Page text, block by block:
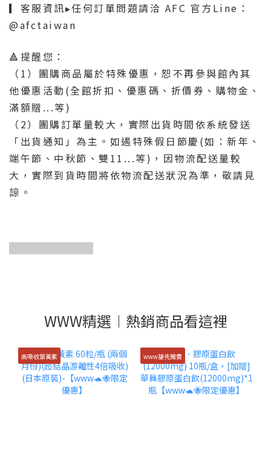
▎客服資訊▸任何訂單問題請洽 AFC 官方Line：
@afctaiwan
🔺提醒您：
（1）團購商品屬於特殊優惠，恕不再參與館內其
他優惠活動(全館折扣、優惠碼、折價券、購物金、
滿額贈...等)
（2）團購訂單量較大，實際出貨時間依系統發送
「出貨通知」為主。如遇特殊假日節慶(如：新年、
端午節、中秋節、雙11...等)，因物流配送量較
大，實際到貨時間將依物流配送狀況為準，敬請見
諒。
贈送完畢
WWW精選︱熱銷商品看這裡
高吸收葉黃素 www搶先獨賣